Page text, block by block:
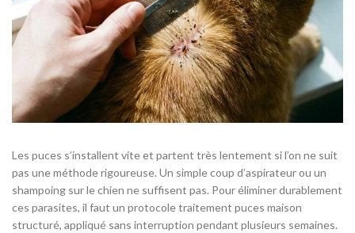
Les puces s’installent vite et partent très lentement si l’on ne suit
pas une méthode rigoureuse. Un simple coup d’aspirateur ou un
shampoing sur le chien ne suffisent pas. Pour éliminer durablement
ces parasites, il faut un protocole traitement puces maison
structuré, appliqué sans interruption pendant plusieurs semaines.